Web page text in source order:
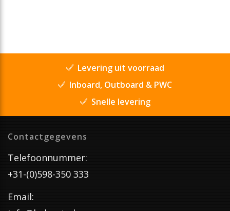
Levering uit voorraad
Inboard, Outboard & PWC
Snelle levering
Contactgegevens
Telefoonnummer:
+31-(0)598-350 333
Email: